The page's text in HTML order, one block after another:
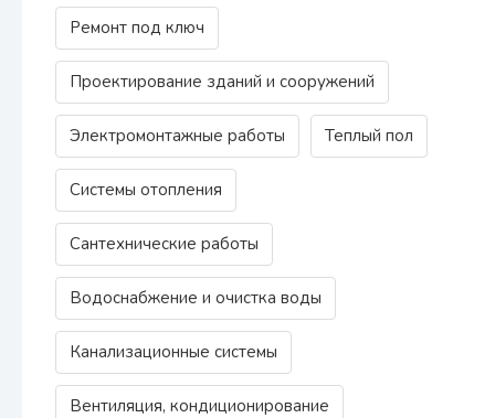
Ремонт под ключ
Проектирование зданий и сооружений
Электромонтажные работы Теплый пол
Системы отопления
Сантехнические работы
Водоснабжение и очистка воды
Канализационные системы
Вентиляция, кондиционирование